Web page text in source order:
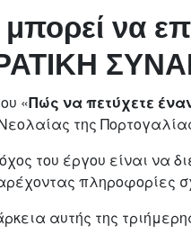
να
«Πώς να πετύχετε
της
του έργου είναι να
πληροφορίες
αυτής της